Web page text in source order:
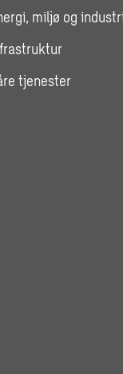
miljø og industri
tjenester